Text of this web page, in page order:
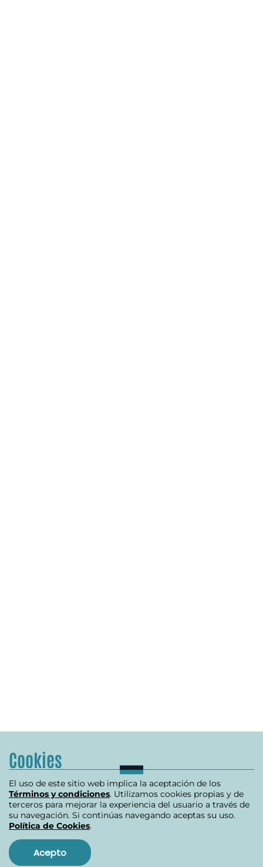
Cookies
El uso de este sitio web implica la aceptación de los
Términos y condiciones. Utilizamos cookies propias y de
terceros para mejorar la experiencia del usuario a través de
su navegación. Si continúas navegando aceptas su uso.
Política de Cookies.
Acepto